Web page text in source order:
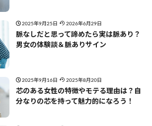
2025年9月25日 2026年6月29日
脈なしだと思って諦めたら実は脈あり？
男女の体験談＆脈ありサイン
2025年9月16日 2025年8月20日
芯のある女性の特徴やモテる理由は？自
分なりの芯を持って魅力的になろう！